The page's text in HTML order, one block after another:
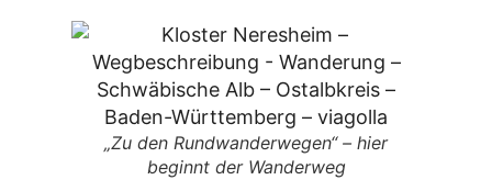
„Zu den Rundwanderwegen“ – hier
beginnt der Wanderweg